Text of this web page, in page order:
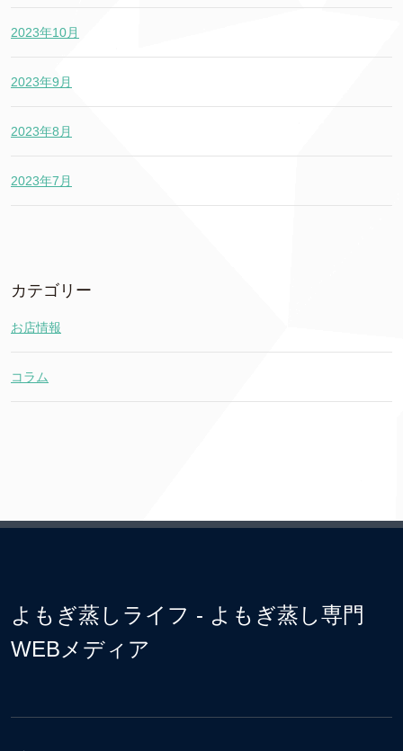
2023年10月
2023年9月
2023年8月
2023年7月
カテゴリー
お店情報
コラム
よもぎ蒸しライフ - よもぎ蒸し専門
WEBメディア